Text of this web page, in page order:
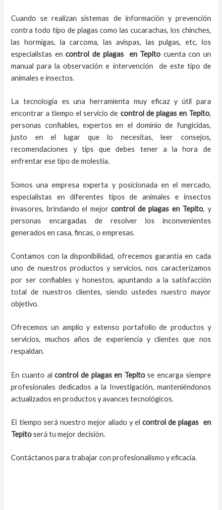
Cuando se realizan sistemas de información y prevención
contra todo tipo de plagas como las cucarachas, los chinches,
las hormigas, la carcoma, las avispas, las pulgas, etc, los
especialistas encontrol de plagasen Tepito cuenta con un
manual para la observación e intervención de este tipo de
animales e insectos.
La tecnología es una herramienta muy eficaz y útil para
encontrar a tiempo el servicio de control de plagasen Tepito,
personas confiables, expertos en el dominio de fungicidas,
justo en el lugar que lo necesitas, leer consejos,
recomendaciones y tips que debes tener a la hora de
enfrentar ese tipo de molestia.
Somos una empresa experta y posicionada en el mercado,
especialistas en diferentes tipos de animales e insectos
invasores, brindando el mejorcontrol de plagas en Tepito, y
personas encargadas de resolver los inconvenientes
generados en casa, fincas, o empresas.
Contamos con la disponibilidad, ofrecemos garantía en cada
uno de nuestros productos y servicios, nos caracterizamos
por ser confiables y honestos, apuntando a la satisfacción
total de nuestros clientes, siendo ustedes nuestro mayor
objetivo.
Ofrecemos un amplio y extenso portafolio de productos y
servicios, muchos años de experiencia y clientes que nos
respaldan.
En cuanto alcontrol de plagasen Tepitose encarga siempre
profesionales dedicados a la Investigación, manteniéndonos
actualizados en productos y avances tecnológicos.
El tiempo será nuestro mejor aliado y elcontrol de plagas en
Tepitoserá tu mejor decisión.
Contáctanos para trabajar con profesionalismo y eficacia.